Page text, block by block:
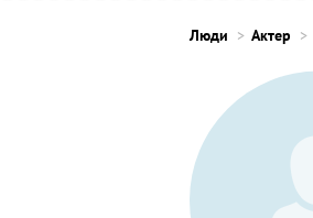
Люди Актер